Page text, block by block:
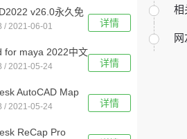
详情
v26.0永久免
版
/ 2021-06-01
详情
for maya 2022中文
/ 2021-05-24
详情
AutoCAD Map
中文版
/ 2021-05-24
ReCap Pro
相